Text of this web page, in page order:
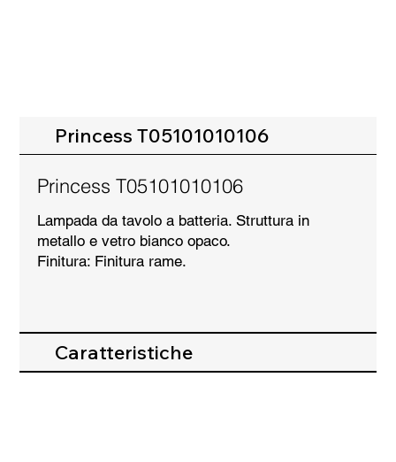
Princess T05101010106
Princess T05101010106
Lampada da tavolo a batteria. Struttura in
metallo e vetro bianco opaco.
Finitura: Finitura rame.
Caratteristiche